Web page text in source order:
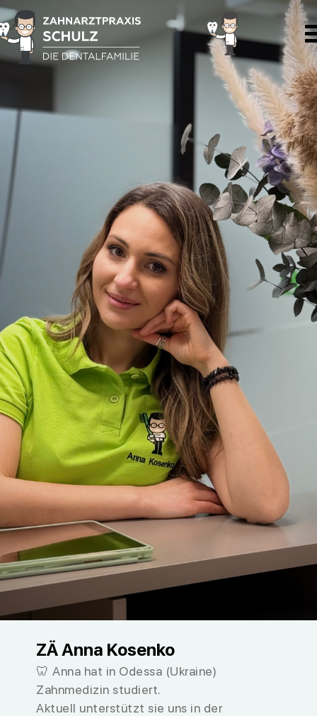
ZÄ Anna Kosenko
🦷 Anna hat in Odessa (Ukraine)
Zahnmedizin studiert.
Aktuell unterstützt sie uns in der